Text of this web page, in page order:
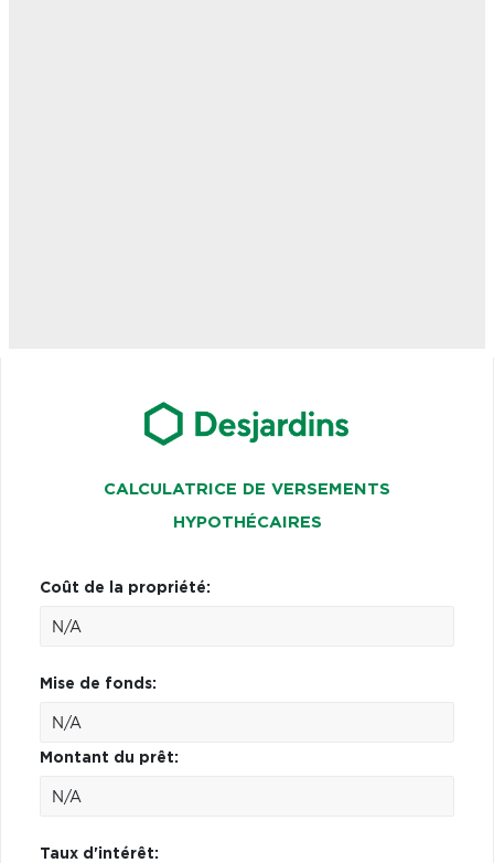
CALCULATRICE DE VERSEMENTS
HYPOTHÉCAIRES
Coût de la propriété:
Mise de fonds:
Montant du prêt:
Taux d'intérêt: